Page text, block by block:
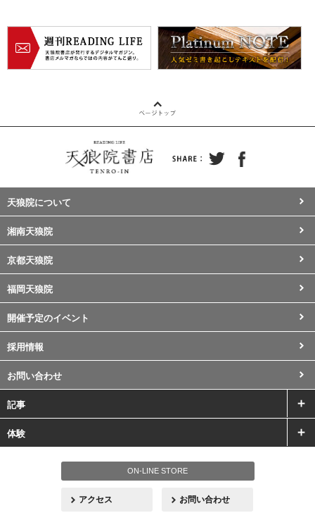
天狼院について
湘南天狼院
京都天狼院
福岡天狼院
開催予定のイベント
採用情報
お問い合わせ
記事
体験
ON-LINE STORE
アクセス お問い合わせ